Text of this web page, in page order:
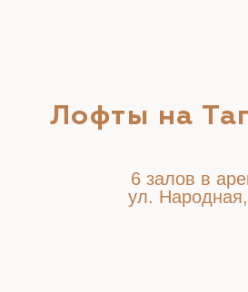
Лофты на
6 залов в
ул.